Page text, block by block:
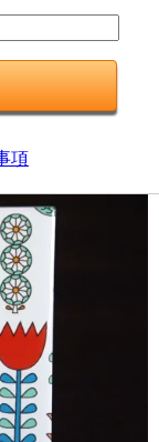
項